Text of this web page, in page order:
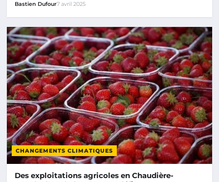
Bastien Dufour7 avril 2025
CHANGEMENTS CLIMATIQUES
Des exploitations agricoles en Chaudière-